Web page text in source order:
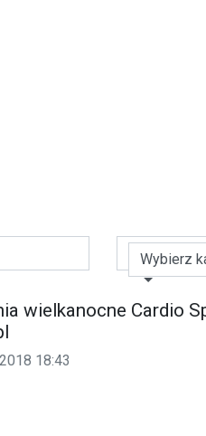
Wybierz
wielkanocne Cardio
18:43